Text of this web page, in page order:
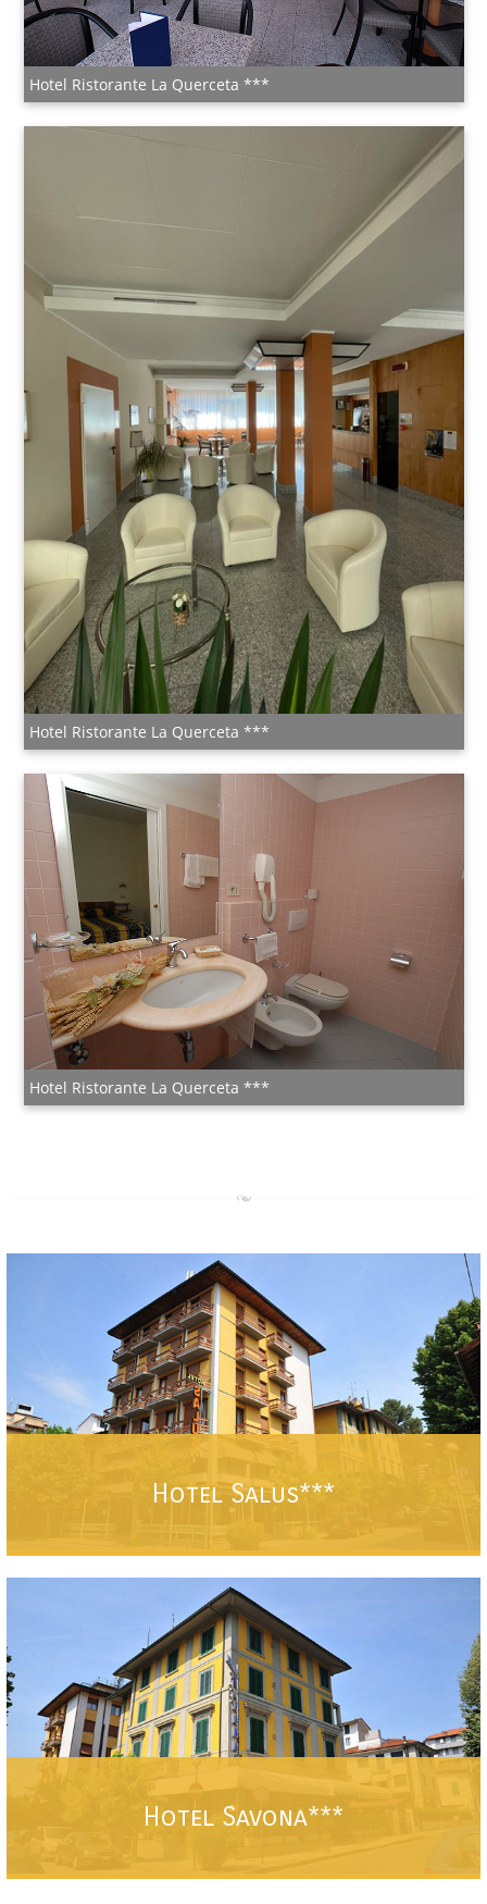
Hotel Ristorante La Querceta ***
Hotel Ristorante La Querceta ***
Hotel Ristorante La Querceta ***
Hotel Salus***
Per una vacanza rilassante nella tranquilla zona termale a pochi passi dal
centro.
VEDI
Hotel Savona***
Per una vacanza rilassante nella tranquilla zona termale a pochi passi dal